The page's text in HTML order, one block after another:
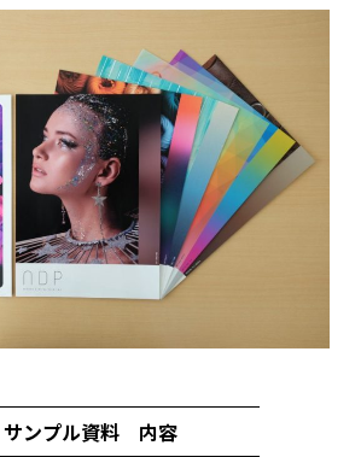
サンプル資料 内容